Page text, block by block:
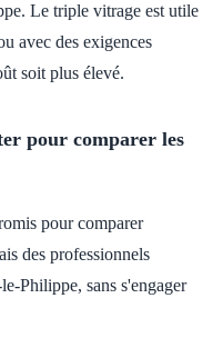
Le triple vitrage est utile
avec des exigences
soit plus élevé.
pour comparer les
pour comparer
des professionnels
Philippe, sans s'engager